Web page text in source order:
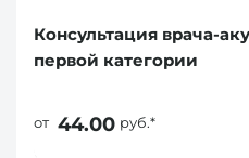
Консультация врача-
первой категории
от 44.00 руб.*